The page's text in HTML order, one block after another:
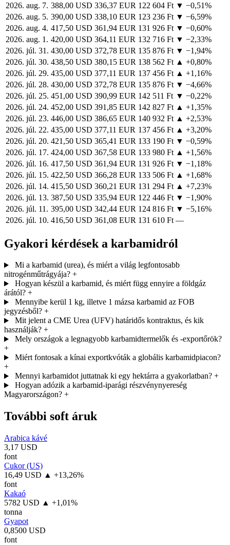
2026. aug. 7. 388,00 USD 336,37 EUR 122 604 Ft ▼ −0,51%
2026. aug. 5. 390,00 USD 338,10 EUR 123 236 Ft ▼ −6,59%
2026. aug. 4. 417,50 USD 361,94 EUR 131 926 Ft ▼ −0,60%
2026. aug. 1. 420,00 USD 364,11 EUR 132 716 Ft ▼ −2,33%
2026. júl. 31. 430,00 USD 372,78 EUR 135 876 Ft ▼ −1,94%
2026. júl. 30. 438,50 USD 380,15 EUR 138 562 Ft ▲ +0,80%
2026. júl. 29. 435,00 USD 377,11 EUR 137 456 Ft ▲ +1,16%
2026. júl. 28. 430,00 USD 372,78 EUR 135 876 Ft ▼ −4,66%
2026. júl. 25. 451,00 USD 390,99 EUR 142 511 Ft ▼ −0,22%
2026. júl. 24. 452,00 USD 391,85 EUR 142 827 Ft ▲ +1,35%
2026. júl. 23. 446,00 USD 386,65 EUR 140 932 Ft ▲ +2,53%
2026. júl. 22. 435,00 USD 377,11 EUR 137 456 Ft ▲ +3,20%
2026. júl. 20. 421,50 USD 365,41 EUR 133 190 Ft ▼ −0,59%
2026. júl. 17. 424,00 USD 367,58 EUR 133 980 Ft ▲ +1,56%
2026. júl. 16. 417,50 USD 361,94 EUR 131 926 Ft ▼ −1,18%
2026. júl. 15. 422,50 USD 366,28 EUR 133 506 Ft ▲ +1,68%
2026. júl. 14. 415,50 USD 360,21 EUR 131 294 Ft ▲ +7,23%
2026. júl. 13. 387,50 USD 335,94 EUR 122 446 Ft ▼ −1,90%
2026. júl. 11. 395,00 USD 342,44 EUR 124 816 Ft ▼ −5,16%
2026. júl. 10. 416,50 USD 361,08 EUR 131 610 Ft —
Gyakori kérdések a karbamidról
Mi a karbamid (urea), és miért a világ legfontosabb
nitrogénműtrágyája? +
Hogyan készül a karbamid, és miért függ ennyire a földgáz
árától? +
Mennyibe kerül 1 kg, illetve 1 mázsa karbamid az FOB
jegyzésből? +
Mit jelent a CME Urea (UFV) határidős kontraktus, és kik
használják? +
Mely országok a legnagyobb karbamidtermelők és -exportőrök?
+
Miért fontosak a kínai exportkvóták a globális karbamidpiacon?
+
Mennyi karbamidot juttatnak ki egy hektárra a gyakorlatban? +
Hogyan adózik a karbamid-iparági részvénynyereség
Magyarországon? +
További soft áruk
Arabica kávé
3,17 USD
font
Cukor (US)
16,49 USD ▲ +13,26%
font
Kakaó
5782 USD ▲ +1,01%
tonna
Gyapot
0,8500 USD
font